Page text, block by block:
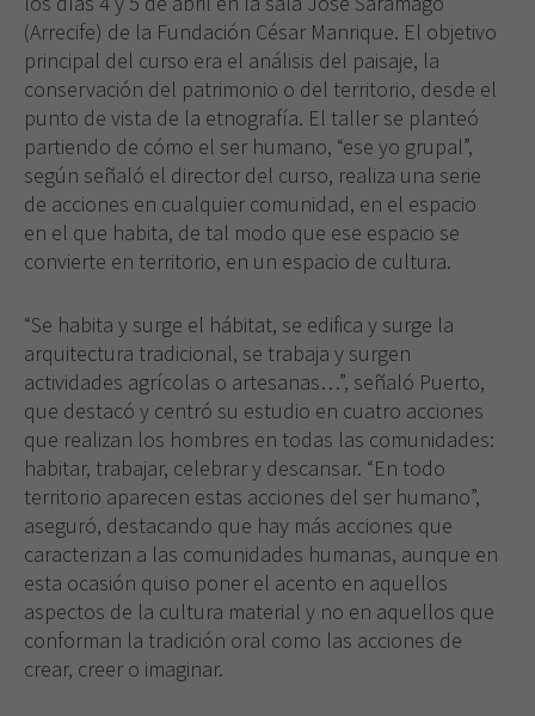
(Arrecife) de la Fundación César Manrique. El objetivo
principal del curso era el análisis del paisaje, la
conservación del patrimonio o del territorio, desde el
punto de vista de la etnografía. El taller se planteó
partiendo de cómo el ser humano, “ese yo grupal”,
según señaló el director del curso, realiza una serie
de acciones en cualquier comunidad, en el espacio
en el que habita, de tal modo que ese espacio se
convierte en territorio, en un espacio de cultura.
“Se habita y surge el hábitat, se edifica y surge la
arquitectura tradicional, se trabaja y surgen
actividades agrícolas o artesanas…”, señaló Puerto,
que destacó y centró su estudio en cuatro acciones
que realizan los hombres en todas las comunidades:
habitar, trabajar, celebrar y descansar. “En todo
territorio aparecen estas acciones del ser humano”,
aseguró, destacando que hay más acciones que
caracterizan a las comunidades humanas, aunque en
esta ocasión quiso poner el acento en aquellos
aspectos de la cultura material y no en aquellos que
conforman la tradición oral como las acciones de
crear, creer o imaginar.